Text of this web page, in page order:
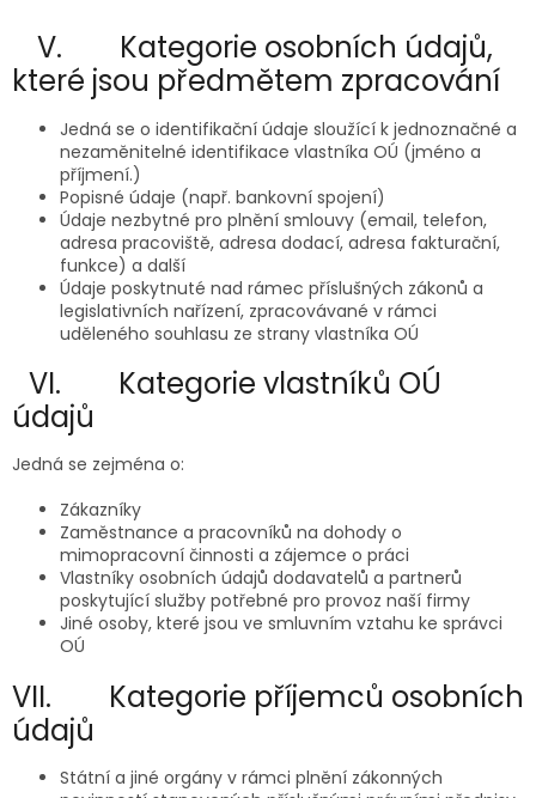
V. Kategorie osobních údajů,
které jsou předmětem zpracování
Jedná se o identifikační údaje sloužící k jednoznačné a
nezaměnitelné identifikace vlastníka OÚ (jméno a
příjmení.)
Popisné údaje (např. bankovní spojení)
Údaje nezbytné pro plnění smlouvy (email, telefon,
adresa pracoviště, adresa dodací, adresa fakturační,
funkce) a další
Údaje poskytnuté nad rámec příslušných zákonů a
legislativních nařízení, zpracovávané v rámci
uděleného souhlasu ze strany vlastníka OÚ
VI. Kategorie vlastníků OÚ
údajů
Jedná se zejména o:
Zákazníky
Zaměstnance a pracovníků na dohody o
mimopracovní činnosti a zájemce o práci
Vlastníky osobních údajů dodavatelů a partnerů
poskytující služby potřebné pro provoz naší firmy
Jiné osoby, které jsou ve smluvním vztahu ke správci
OÚ
VII. Kategorie příjemců osobních
údajů
Státní a jiné orgány v rámci plnění zákonných